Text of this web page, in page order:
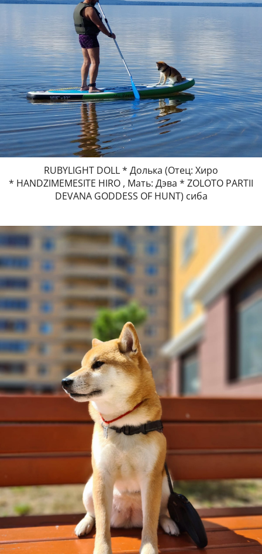
RUBYLIGHT DOLL * Долька (Отец: Хиро
* HANDZIMEMESITE HIRO , Мать: Дэва * ZOLOTO PARTII
DEVANA GODDESS OF HUNT) сиба